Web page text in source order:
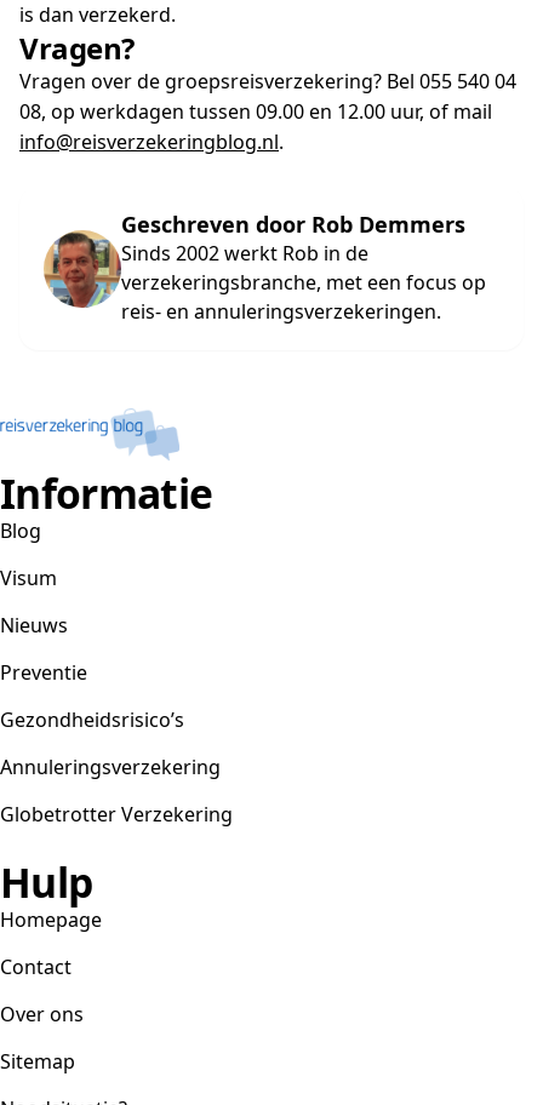
is dan verzekerd.
Vragen?
Vragen over de groepsreisverzekering? Bel 055 540 04
08, op werkdagen tussen 09.00 en 12.00 uur, of mail
info@reisverzekeringblog.nl.
Geschreven door Rob Demmers
Sinds 2002 werkt Rob in de
verzekeringsbranche, met een focus op
reis- en annuleringsverzekeringen.
Informatie
Blog
Visum
Nieuws
Preventie
Gezondheidsrisico’s
Annuleringsverzekering
Globetrotter Verzekering
Hulp
Homepage
Contact
Over ons
Sitemap